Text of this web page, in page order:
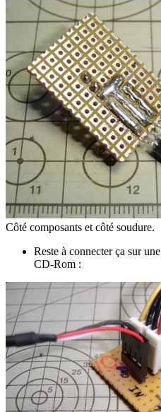
Côté composants et côté soudure.
Reste à connecter ça sur une
CD-Rom :